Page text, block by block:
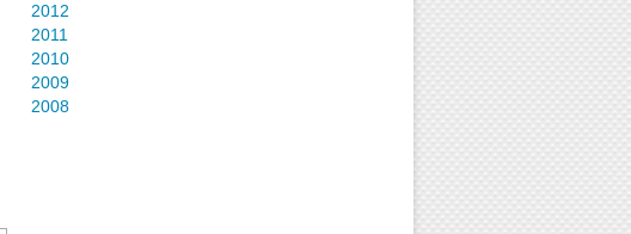
2012
2011
2010
2009
2008